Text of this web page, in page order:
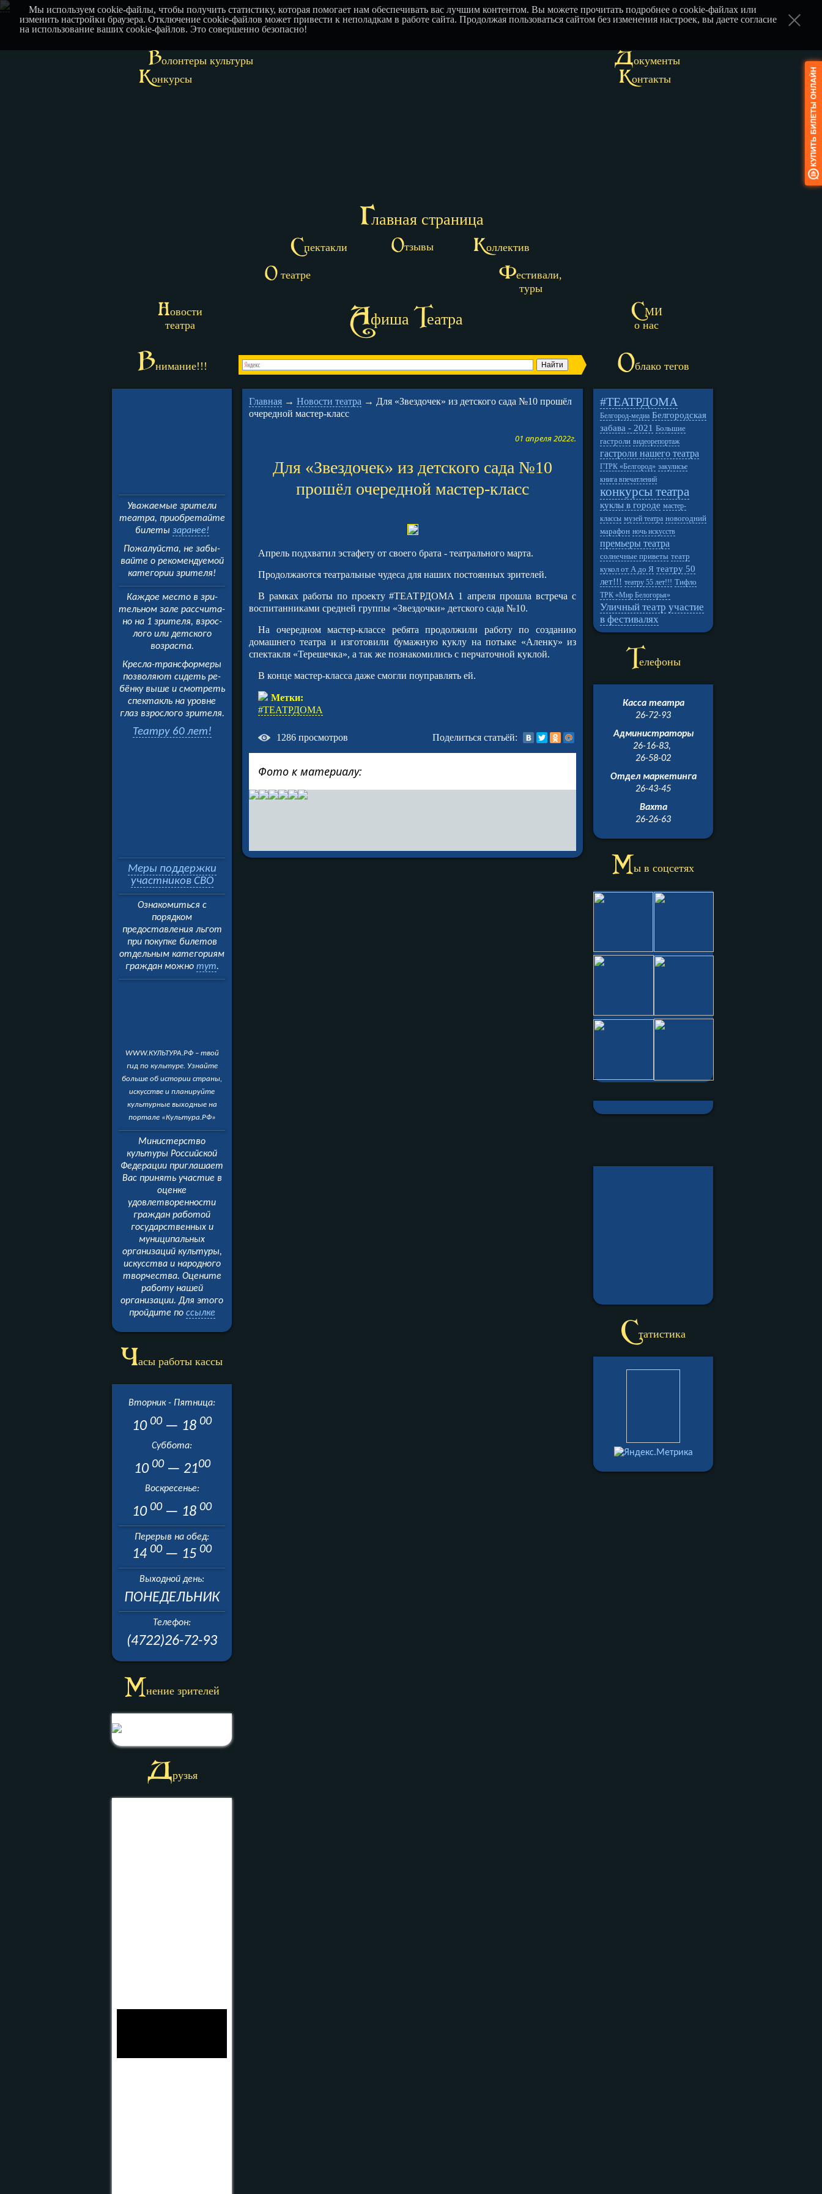
Волонтеры культуры Документы
Конкурсы Контакты
Главная страница
Отзывы
Спектакли Коллектив
О театре Фестивали,
туры
Новости
театра
СМИ
о нас
Афиша Театра
Внимание!!!
Уважаемые зрители
театра, приобретайте
билеты заранее!
Пожалуйста, не забы­
вайте о рекомендуемой
категории зрителя!
Каждое место в зри­
тельном зале рассчита­
но на 1 зрителя, взрос­
лого или детского
возраста.
Кресла-трансформеры
позволяют сидеть ре­
бёнку выше и смотреть
спектакль на уровне
глаз взрослого зрителя.
Театру 60 лет!
Меры поддержки
участников СВО
Ознакомиться с
порядком
предоставления льгот
при покупке билетов
отдельным категориям
граждан можно тут.
WWW.КУЛЬТУРА.РФ – твой
гид по культуре. Узнайте
больше об истории страны,
искусстве и планируйте
культурные выходные на
портале «Культура.РФ»
Министерство
культуры Российской
Федерации приглашает
Вас принять участие в
оценке
удовлетворенности
граждан работой
государственных и
муниципальных
организаций культуры,
искусства и народного
творчества. Оцените
работу нашей
организации. Для этого
пройдите по ссылке
Часы работы кассы
Вторник - Пятница:
10 00 — 18 00
Суббота:
10 00 — 2100
Воскресенье:
10 00 — 18 00
Перерыв на обед:
14 00 — 15 00
Выходной день:
ПОНЕДЕЛЬНИК
Телефон:
(4722)26-72-93
Мнение зрителей
Друзья
Главная → Новости театра → Для «Звездочек» из детского сада №10 прошёл
очередной мастер-класс
01 апреля 2022г.
Для «Звездочек» из детского сада №10
прошёл очередной мастер-класс
Апрель подхватил эстафету от своего брата - театрального марта.
Продолжаются театральные чудеса для наших постоянных зрителей.
В рамках работы по проекту #ТЕАТРДОМА 1 апреля прошла встреча с
воспитанниками средней группы «Звездочки» детского сада №10.
На очередном мастер-классе ребята продолжили работу по созданию
домашнего театра и изготовили бумажную куклу на потыке «Аленку» из
спектакля «Терешечка», а так же познакомились с перчаточной куклой.
В конце мастер-класса даже смогли поуправлять ей.
Метки:
#ТЕАТРДОМА
1286 просмотров Поделиться статьёй:
Фото к материалу:
Облако тегов
#ТЕАТРДОМА
Белгород-медиа Белгородская
забава - 2021 Большие
гастроли видеорепортаж
гастроли нашего театра
ГТРК «Белгород» закулисье
книга впечатлений
конкурсы театра
куклы в городе мастер-
классы музей театра новогодний
марафон ночь искусств
премьеры театра
солнечные приветы театр
кукол от А до Я театру 50
лет!!! театру 55 лет!!! Тифло
ТРК «Мир Белогорья»
Уличный театр участие
в фестивалях
Телефоны
Касса театра
26-72-93
Администраторы
26-16-83,
26-58-02
Отдел маркетинга
26-43-45
Вахта
26-26-63
Мы в соцсетях
Статистика
Мы используем cookie-файлы, чтобы получить статистику, которая помогает нам обеспечивать вас лучшим контентом. Вы можете прочитать подробнее о cookie-файлах или
изменить настройки браузера. Отключение cookie-файлов может привести к неполадкам в работе сайта. Продолжая пользоваться сайтом без изменения настроек, вы даете согласие
на использование ваших cookie-файлов. Это совершенно безопасно!